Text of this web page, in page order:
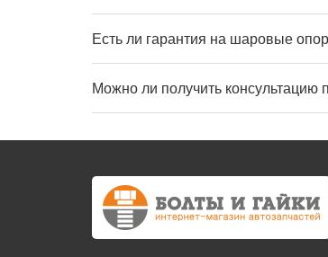
Есть ли гарантия на шаровые
Можно ли получить